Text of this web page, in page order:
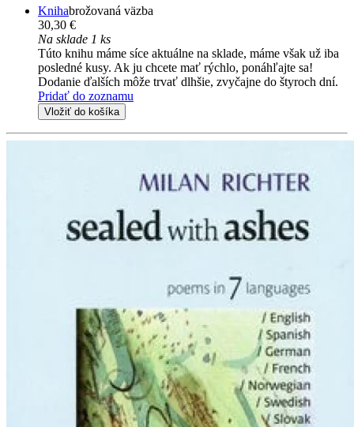
Knihabrožovaná väzba
30,30 €
Na sklade 1 ks
Túto knihu máme síce aktuálne na sklade, máme však už iba
posledné kusy. Ak ju chcete mať rýchlo, ponáhľajte sa!
Dodanie ďalších môže trvať dlhšie, zvyčajne do štyroch dní.
Pridať do zoznamu
Vložiť do košíka